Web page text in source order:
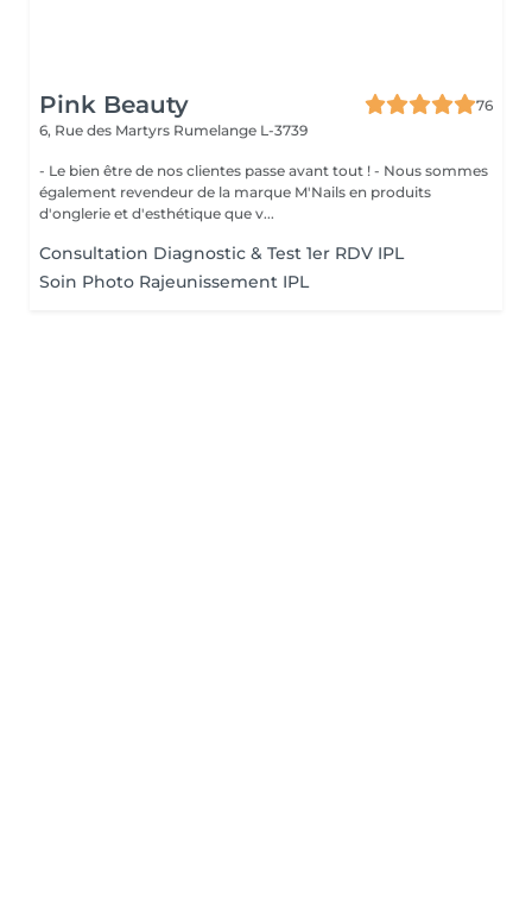
Pink Beauty
76
6, Rue des Martyrs Rumelange L-3739
- Le bien être de nos clientes passe avant tout ! - Nous sommes
également revendeur de la marque M'Nails en produits
d'onglerie et d'esthétique que v...
Consultation Diagnostic & Test 1er RDV IPL
Soin Photo Rajeunissement IPL